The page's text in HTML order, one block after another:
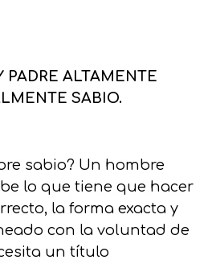
ALTAMENTE
SABIO.
sabio? Un hombre
lo que tiene que hacer
la forma exacta y
con la voluntad de
un título